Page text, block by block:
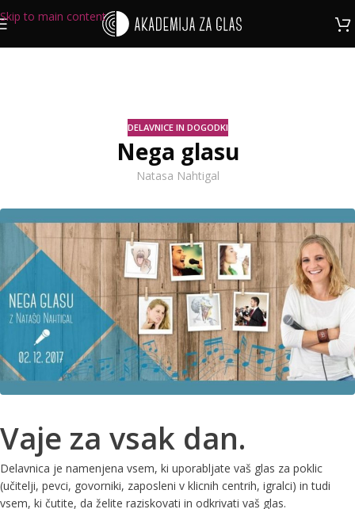
Skip to main content
DELAVNICE IN DOGODKI
Nega glasu
Natasa Nahtigal
Vaje za vsak dan.
Delavnica je namenjena vsem, ki uporabljate vaš glas za poklic
(učitelji, pevci, govorniki, zaposleni v klicnih centrih, igralci) in tudi
vsem, ki čutite, da želite raziskovati in odkrivati vaš glas.